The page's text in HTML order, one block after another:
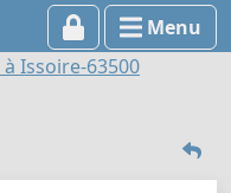
Menu
Issoire-63500